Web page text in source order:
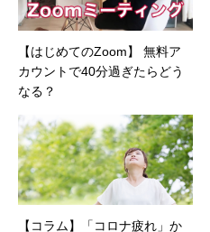
【はじめてのZoom】 無料ア
カウントで40分過ぎたらどう
なる？
【コラム】「コロナ疲れ」か